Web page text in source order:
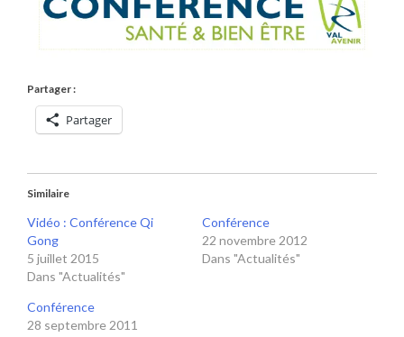
Partager :
Partager
Similaire
Vidéo : Conférence Qi
Gong
5 juillet 2015
Dans "Actualités"
Conférence
22 novembre 2012
Dans "Actualités"
Conférence
28 septembre 2011